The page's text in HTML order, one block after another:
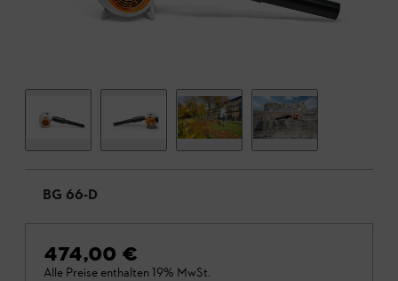
BG 66-D
474,00 €
Alle Preise enthalten 19% MwSt.